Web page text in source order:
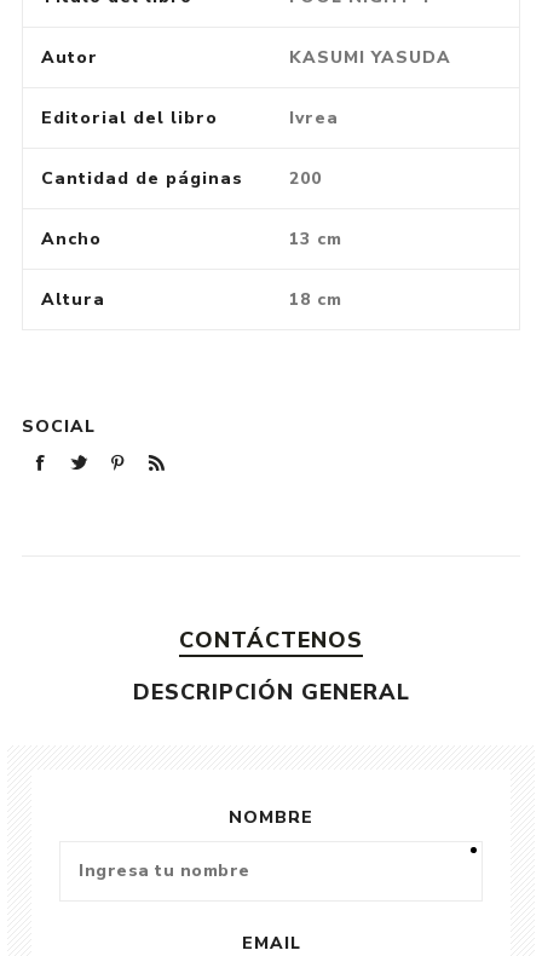
Autor KASUMI YASUDA
Editorial del libro Ivrea
Cantidad de páginas 200
Ancho 13 cm
Altura 18 cm
SOCIAL
CONTÁCTENOS
DESCRIPCIÓN GENERAL
NOMBRE
EMAIL